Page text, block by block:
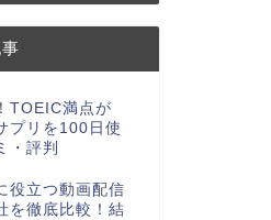
TOEIC満点が
プリを100日使
・評判
役立つ動画配信
を徹底比較！結